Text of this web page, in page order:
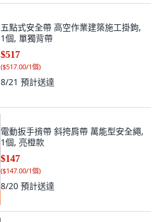
五點式安全帶 高空作業建築施工掛鉤,
1個, 單獨背帶
$517
($517.00/1個)
8/21 預計送達
電動扳手揹帶 斜挎肩帶 萬能型安全繩,
1個, 亮橙款
$147
($147.00/1個)
8/20 預計送達